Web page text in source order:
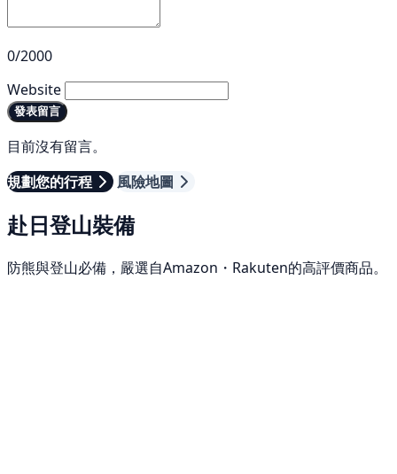
0/2000
Website
發表留言
目前沒有留言。
規劃您的行程
風險地圖
赴日登山裝備
防熊與登山必備，嚴選自Amazon・Rakuten的高評價商品。